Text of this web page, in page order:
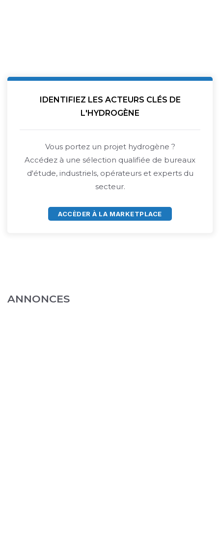
IDENTIFIEZ LES ACTEURS CLÉS DE
L'HYDROGÈNE
Vous portez un projet hydrogène ?
Accédez à une sélection qualifiée de bureaux
d'étude, industriels, opérateurs et experts du
secteur.
ACCÈDER À LA MARKETPLACE
ANNONCES